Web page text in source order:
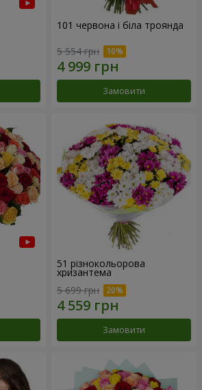
101 червона і біла троянда
5 554 грн
Замовити
51 різнокольорова
хризантема
5 699 грн
Замовити